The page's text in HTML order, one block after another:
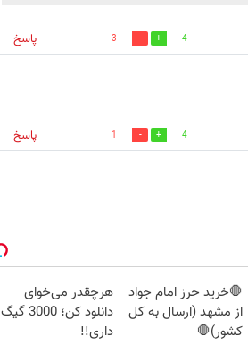
4
3
پاسخ
4
1
پاسخ
🛑خرید حرز امام جواد
از مشهد (ارسال به کل
کشور)🛑
هرچقدر می‌خوای
دانلود کن؛ 3000 گیگ
داری!!